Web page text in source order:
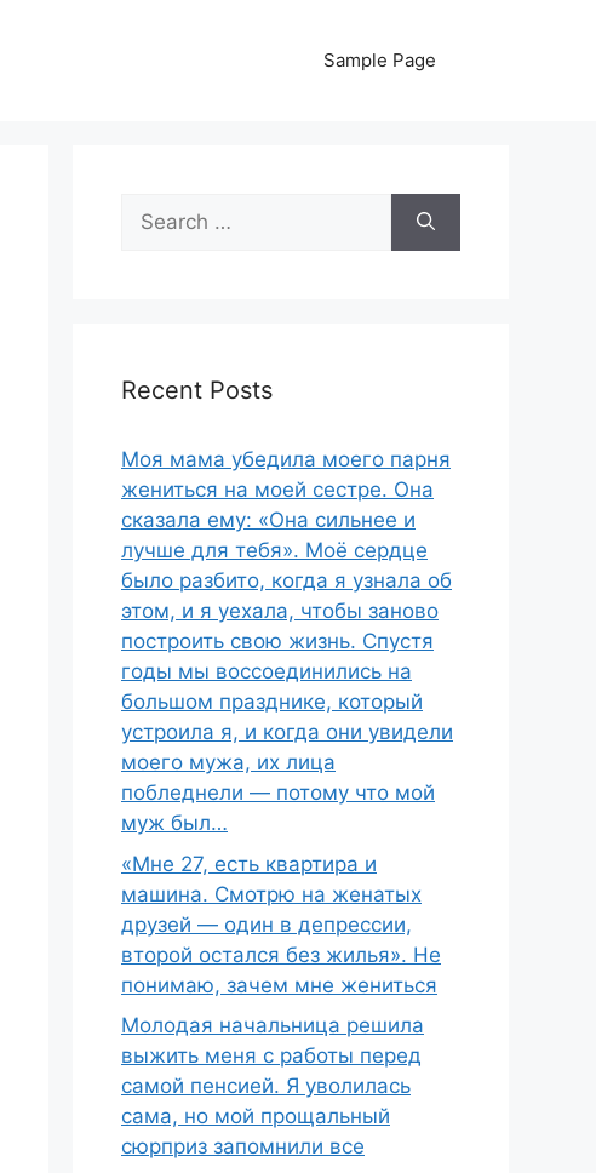
Sample Page
Search
for:
Recent Posts
Моя мама убедила моего парня
жениться на моей сестре. Она
сказала ему: «Она сильнее и
лучше для тебя». Моё сердце
было разбито, когда я узнала об
этом, и я уехала, чтобы заново
построить свою жизнь. Спустя
годы мы воссоединились на
большом празднике, который
устроила я, и когда они увидели
моего мужа, их лица
побледнели — потому что мой
муж был…
«Мне 27, есть квартира и
машина. Смотрю на женатых
друзей — один в депрессии,
второй остался без жилья». Не
понимаю, зачем мне жениться
Молодая начальница решила
выжить меня с работы перед
самой пенсией. Я уволилась
сама, но мой прощальный
сюрприз запомнили все